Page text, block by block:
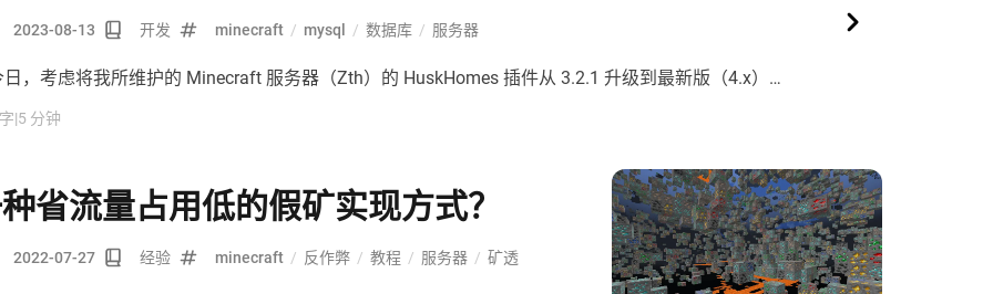
2023-08-13 开发 minecraft / mysql / 数据库 / 服务器
日，考虑将我所维护的 Minecraft 服务器（Zth）的 HuskHomes 插件从 3.2.1 升级到最新版（4.x）。
|5 分钟
省流量占用低的假矿实现方式？
2022-07-27 经验 minecraft / 反作弊 / 教程 / 服务器 / 矿透